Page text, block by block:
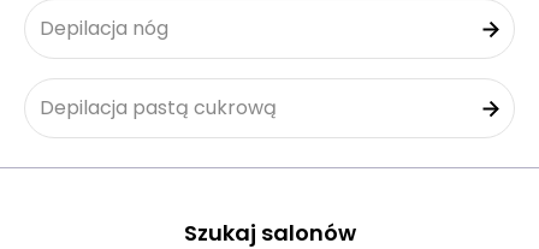
Depilacja nóg
Depilacja pastą cukrową
Szukaj salonów